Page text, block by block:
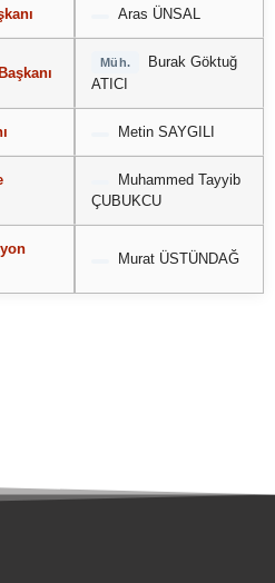
Aras ÜNSAL
Müh.
Burak Göktuğ
ATICI
Metin SAYGILI
Muhammed Tayyib
ÇUBUKCU
Murat ÜSTÜNDAĞ